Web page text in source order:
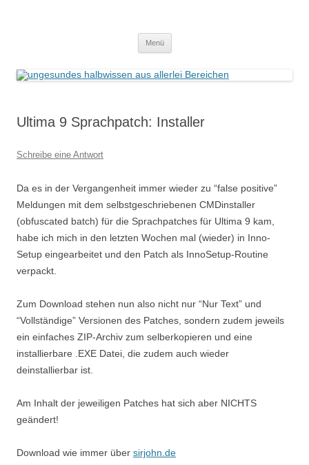
Bereichen
Menü
Ultima 9 Sprachpatch: Installer
Schreibe eine Antwort
Da es in der Vergangenheit immer wieder zu “false positive”
Meldungen mit dem selbstgeschriebenen CMDinstaller
(obfuscated batch) für die Sprachpatches für Ultima 9 kam,
habe ich mich in den letzten Wochen mal (wieder) in Inno-
Setup eingearbeitet und den Patch als InnoSetup-Routine
verpackt.
Zum Download stehen nun also nicht nur “Nur Text” und
“Vollständige” Versionen des Patches, sondern zudem jeweils
ein einfaches ZIP-Archiv zum selberkopieren und eine
installierbare .EXE Datei, die zudem auch wieder
deinstallierbar ist.
Am Inhalt der jeweiligen Patches hat sich aber NICHTS
geändert!
Download wie immer über sirjohn.de